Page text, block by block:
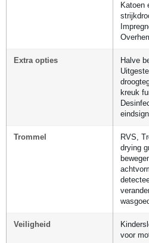
Katoen
Extra opties
Halve
kreuk
Trommel
RVS,
drying
Veiligheid
voor